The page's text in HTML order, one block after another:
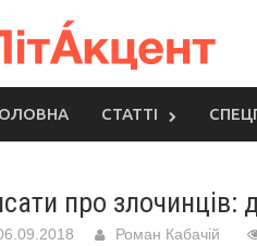
СТАТТІ
про злочинців:
Роман Кабачій